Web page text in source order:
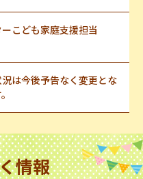
こども家庭支援担当
は今後予告なく変更とな
情報